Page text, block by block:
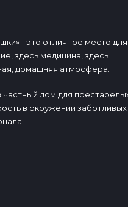
- это отличное место для
здесь медицина, здесь
домашняя атмосфера.
дом для
в окружении заботливых